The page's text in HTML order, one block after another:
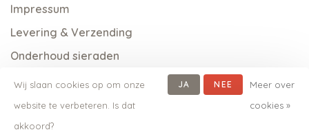
Impressum
Levering & Verzending
Onderhoud sieraden
Betaalmethoden
Garantie & Reparatie
Algemene voorwaarden
Wij slaan cookies op om onze
website te verbeteren. Is dat
akkoord?
JA NEE
Meer over
cookies »